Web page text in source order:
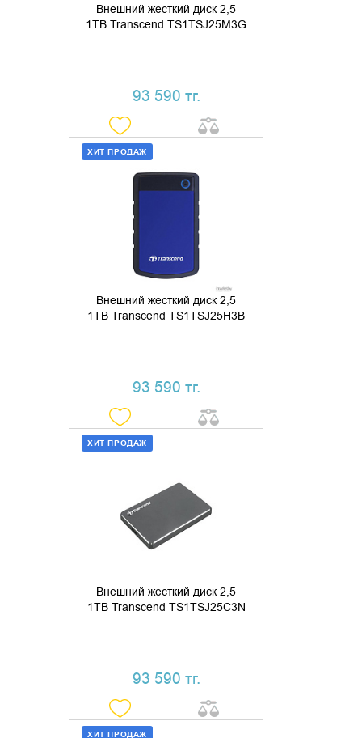
Внешний жесткий диск 2,5
1TB Transcend TS1TSJ25M3G
93 590 тг.
Внешний жесткий диск 2,5
1TB Transcend TS1TSJ25H3B
93 590 тг.
ХИТ ПРОДАЖ
ДОБАВИТЬ В КОРЗИНУ
Внешний жесткий диск 2,5
1TB Transcend TS1TSJ25C3N
93 590 тг.
ХИТ ПРОДАЖ
КУПИТЬ В 1 КЛИК
ХИТ ПРОДАЖ